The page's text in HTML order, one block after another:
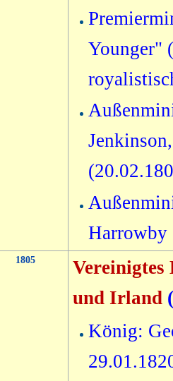
Younger"
Harrowby
1805
und Irland (
König: